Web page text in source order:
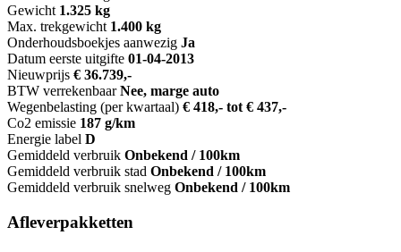
Gewicht 1.325 kg
Max. trekgewicht 1.400 kg
Onderhoudsboekjes aanwezig Ja
Datum eerste uitgifte 01-04-2013
Nieuwprijs € 36.739,-
BTW verrekenbaar Nee, marge auto
Wegenbelasting (per kwartaal) € 418,- tot € 437,-
Co2 emissie 187 g/km
Energie label D
Gemiddeld verbruik Onbekend / 100km
Gemiddeld verbruik stad Onbekend / 100km
Gemiddeld verbruik snelweg Onbekend / 100km
Afleverpakketten